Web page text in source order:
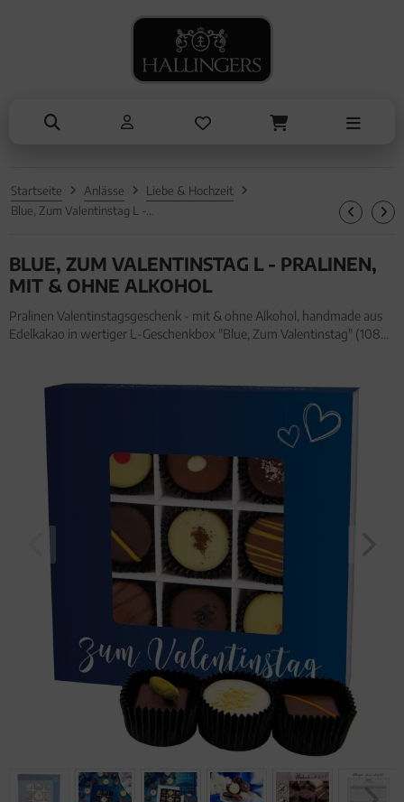
Startseite Anlässe
Liebe & Hochzeit
BLUE, ZUM VALENTINSTAG L - PRALINEN,
MIT & OHNE ALKOHOL
Pralinen Valentinstagsgeschenk - mit & ohne Alkohol, handmade aus
Edelkakao in wertiger L-Geschenkbox "Blue, Zum Valentinstag" (108g,
SOMMER
ALLES ANZEIGEN AUS SOMMER
Genüsse
Liköre
TRINKEN
ALLES ANZEIGEN AUS TRINKEN
Kaffee
NASCHEN
ALLES ANZEIGEN AUS NASCHEN
Pralinen
Müsli
KOCHEN
Essig & Öl
Brot & Pasta